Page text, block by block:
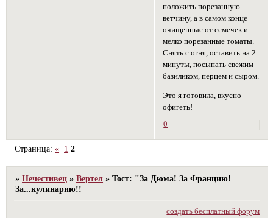
положить порезанную
ветчину, а в самом конце
очищенные от семечек и
мелко порезанные томаты.
Снять с огня, оставить на 2
минуты, посыпать свежим
базиликом, перцем и сыром.
Это я готовила, вкусно -
офигеть!
0
Страница:« 1 2
»Нечестивец »Вертел »Тост: "За Дюма! За Францию!
За...кулинарию!!
создать бесплатный форум